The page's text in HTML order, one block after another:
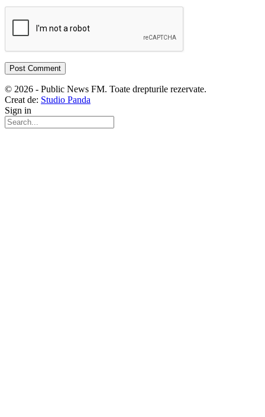
© 2026 - Public News FM. Toate drepturile rezervate.
Creat de: Studio Panda
Sign in